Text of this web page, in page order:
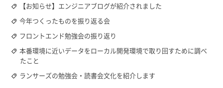
【お知らせ】エンジニアブログが紹介されました
今年つくったものを振り返る会
フロントエンド勉強会の振り返り
本番環境に近いデータをローカル開発環境で取り回すために調べ
たこと
ランサーズの勉強会・読書会文化を紹介します